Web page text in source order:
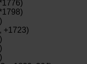
+1723)